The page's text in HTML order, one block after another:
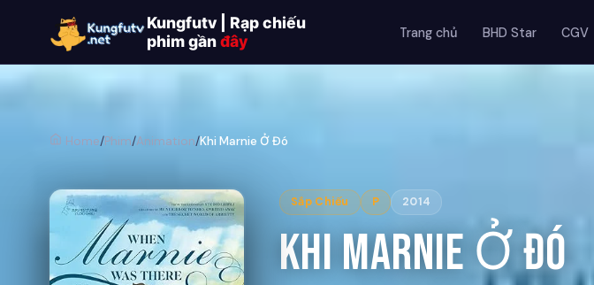
Kungfutv | Rạp chiếu
phim gầnđây Trang chủ BHD Star CGV
Home/Phim/Animation/Khi Marnie Ở Đó
Sắp Chiếu P 2014
Khi Marnie Ở Đó